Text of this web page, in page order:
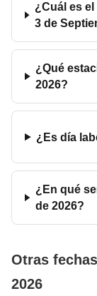
¿Cuál es
3 de
¿Qué
2026?
¿Es día
¿En qué
de 2026?
Otras
2026